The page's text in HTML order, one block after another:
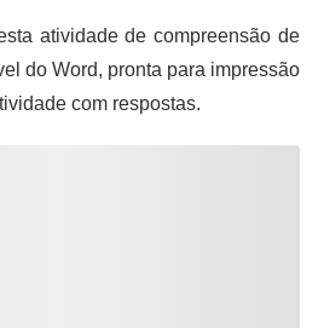
atividade de compreensão de
do Word, pronta para impressão
com respostas.